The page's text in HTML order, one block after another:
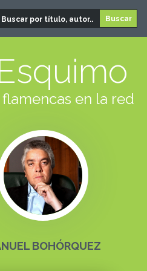
en la red
BOHÓRQUEZ